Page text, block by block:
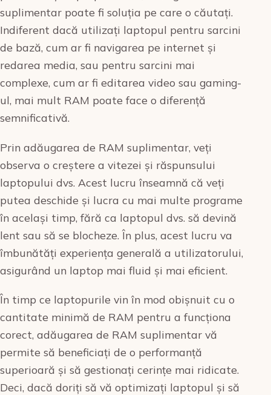
suplimentar poate fi soluția pe care o căutați.
Indiferent dacă utilizați laptopul pentru sarcini
de bază, cum ar fi navigarea pe internet și
redarea media, sau pentru sarcini mai
complexe, cum ar fi editarea video sau gaming-
ul, mai mult RAM poate face o diferență
semnificativă.
Prin adăugarea de RAM suplimentar, veți
observa o creștere a vitezei și răspunsului
laptopului dvs. Acest lucru înseamnă că veți
putea deschide și lucra cu mai multe programe
în același timp, fără ca laptopul dvs. să devină
lent sau să se blocheze. În plus, acest lucru va
îmbunătăți experiența generală a utilizatorului,
asigurând un laptop mai fluid și mai eficient.
În timp ce laptopurile vin în mod obișnuit cu o
cantitate minimă de RAM pentru a funcționa
corect, adăugarea de RAM suplimentar vă
permite să beneficiați de o performanță
superioară și să gestionați cerințe mai ridicate.
Deci, dacă doriți să vă optimizați laptopul și să